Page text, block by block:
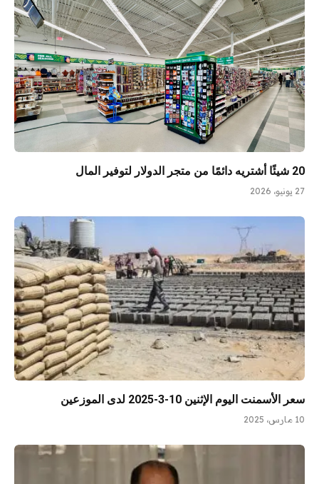
20 شيئًا أشتريه دائمًا من متجر الدولار لتوفير المال
27 يونيو، 2026
سعر الأسمنت اليوم الإثنين 10-3-2025 لدى الموزعين
10 مارس، 2025